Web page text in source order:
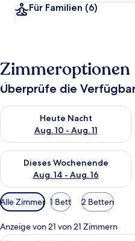
Für Familien (6)
Zimmeroptionen
Überprüfe die
Heute Nacht
Aug. 10 - Aug. 11
Überprüfe die Verfügbarkeit
Dieses Wochenende
Aug. 14 - Aug. 16
Überprüfe die Verfügbarkeit
Verfügbare
Filter
für
Zimmer
Alle Zimmer 1 Bett 2 Betten
Anzeige von 21 von 21 Zimmern